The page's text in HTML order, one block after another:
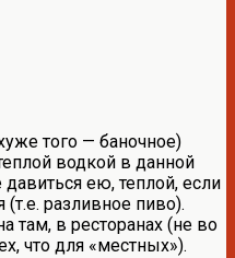
того — баночное)
водкой в данной
ею, теплой, если
разливное пиво).
там, в ресторанах (не во
что для «местных»).